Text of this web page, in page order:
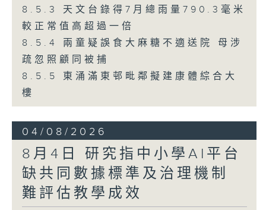
8.5.3 天文台錄得7月總雨量790.3毫米
較正常值高超過一倍
8.5.4 兩童疑誤食大麻糖不適送院 母涉
疏忽照顧同被捕
8.5.5 東涌滿東邨毗鄰擬建康體綜合大
樓
04/08/2026
8月4日 研究指中小學AI平台
缺共同數據標準及治理機制
難評估教學成效